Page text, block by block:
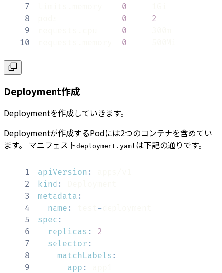
7
0
8
0
2
9
0
10
0
Deployment作成
Deploymentを作成していきます。
Deploymentが作成するPodには2つのコンテナを含めてい
ます。 マニフェストdeployment.yaml は下記の通りです。
1 apiVersion :
2
kind :
3
metadata :
4
name : -
5
spec :
6
replicas :
2
7
selector :
8
matchLabels :
9
app :